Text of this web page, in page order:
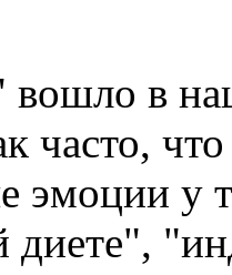
вошло в
часто,
эмоции у
диете",